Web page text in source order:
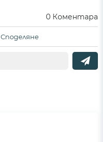
0 Коментара
Споделяне